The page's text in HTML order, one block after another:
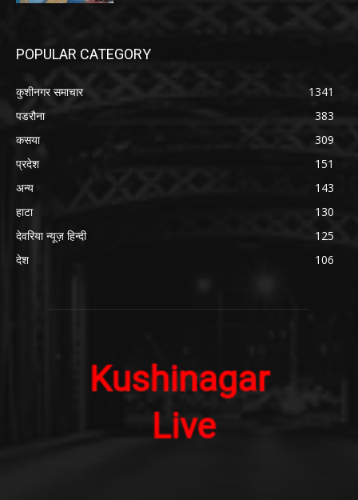
POPULAR CATEGORY
कुशीनगर समाचार
1341
पडरौना
383
कसया
309
प्रदेश
151
अन्य
143
हाटा
130
देवरिया न्यूज़ हिन्दी
125
देश
106